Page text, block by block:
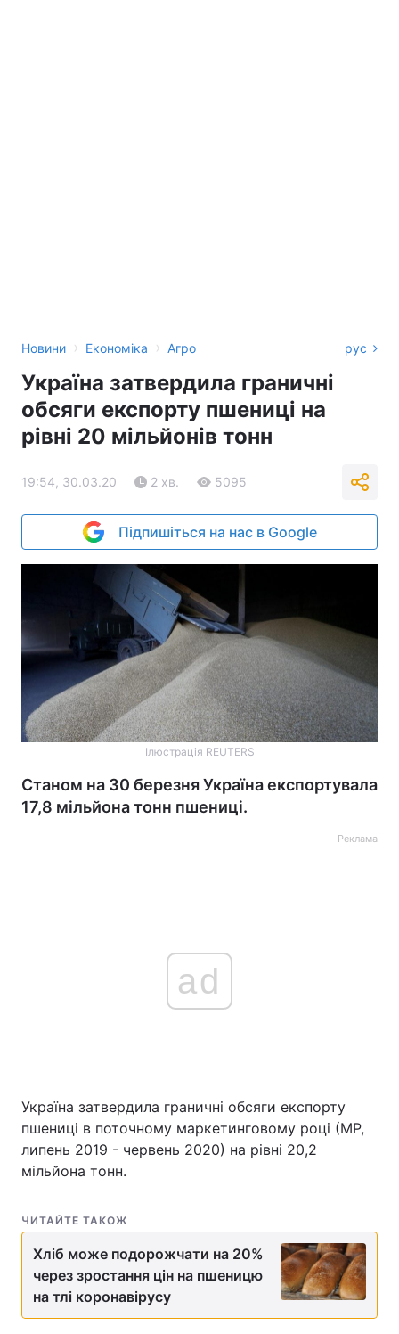
Новини › Економіка › Агро рус
Україна затвердила граничні
обсяги експорту пшениці на
рівні 20 мільйонів тонн
19:54, 30.03.20 2 хв. 5095
Підпишіться на нас в Google
Ілюстрація REUTERS
Станом на 30 березня Україна експортувала
17,8 мільйона тонн пшениці.
Реклама
ad
Україна затвердила граничні обсяги експорту
пшениці в поточному маркетинговому році (МР,
липень 2019 - червень 2020) на рівні 20,2
мільйона тонн.
ЧИТАЙТЕ ТАКОЖ
Хліб може подорожчати на 20%
через зростання цін на пшеницю
на тлі коронавірусу